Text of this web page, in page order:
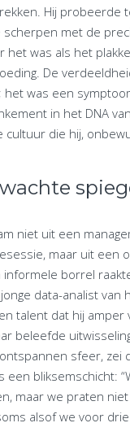
Hij probeerde
met de
het was als het
De
was een
in het DNA
cultuur die hij,
niet uit een
maar uit een
informele borrel
data-analist van
talent dat hij amper
beleefde
sfeer, zei
een bliksemschicht:
maar we praten
alsof we voor